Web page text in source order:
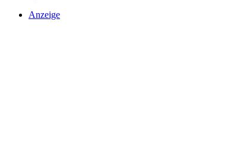
Anzeige